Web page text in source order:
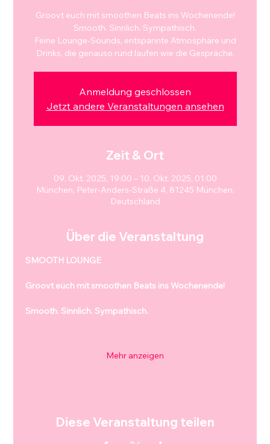
Groovt euch mit smoothen Beats ins Wochenende!
Smooth. Sinnlich. Sympathisch.
Feine Lounge-Sounds, entspannte Atmosphäre und
Drinks, die genauso rund laufen wie die Gespräche.
Anmeldung geschlossen
Jetzt andere Veranstaltungen ansehen
Zeit & Ort
09. Okt. 2025, 19:00 – 10. Okt. 2025, 01:00
München, Peter-Anders-Straße 4, 81245 München,
Deutschland
Über die Veranstaltung
SMOOTH LOUNGE
Groovt euch mit smoothen Beats ins Wochenende!
Smooth. Sinnlich. Sympathisch.
Mehr anzeigen
Diese Veranstaltung teilen